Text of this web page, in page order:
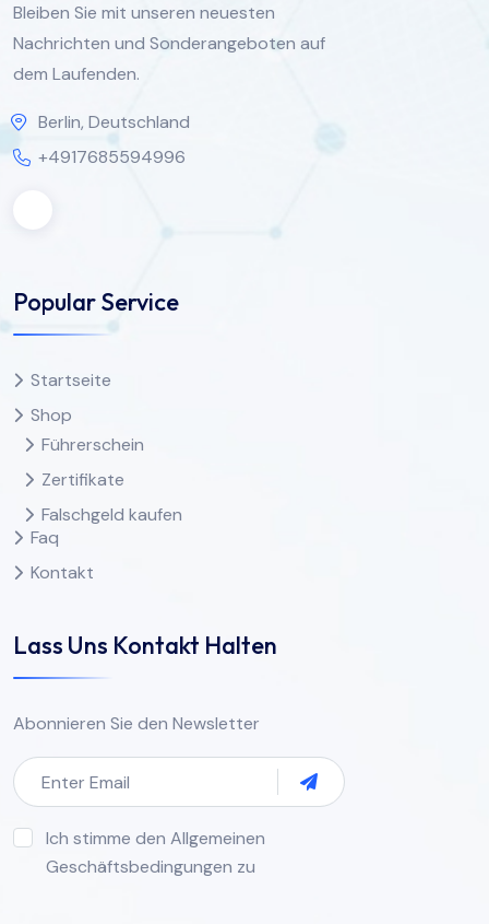
Bleiben Sie mit unseren neuesten
Nachrichten und Sonderangeboten auf
dem Laufenden.
Berlin, Deutschland
+4917685594996
Popular Service
Startseite
Shop
Führerschein
Zertifikate
Falschgeld kaufen
Faq
Kontakt
Lass Uns Kontakt Halten
Abonnieren Sie den Newsletter
Ich stimme den Allgemeinen
Geschäftsbedingungen zu